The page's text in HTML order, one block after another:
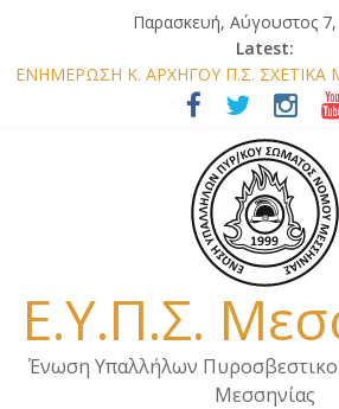
Παρασκευή, Αύγουστος
Latest:
ΕΝΗΜΕΡΩΣΗ Κ. ΑΡΧΗΓΟΥ Π.Σ. ΣΧΕΤΙΚΑ
ΘΕΣΕΙΣ ΝΟΜΟΥ ΜΕΣΣΗΝΙΑΣ 2026
ΕΝΗΜΕΡΩΣΗ ΜΕΛΩΝ – ΕΠΙΣΚΕΨΗ
ΚΛΙΜΑΚΙΑ ΤΟΥ ΝΟΜΟΥ ΜΑΣ
ΕΝΗΜΕΡΩΣΗ ΜΕΛΩΝ ΓΙΑ ΕΠΙΣΚΕΨΕΙΣ
ΕΝΗΜΕΡΩΣΗ ΜΕΛΩΝ – ΕΠΙΣΚΕΨΗ
ΕΠΙΣΤΟΛΗ ΓΙΑ ΣΧΕΔΙΟ ΔΑΣΩΝ 2026
Ε.Υ.Π.Σ.
Ένωση Υπαλλήλων
Μεσσηνίας